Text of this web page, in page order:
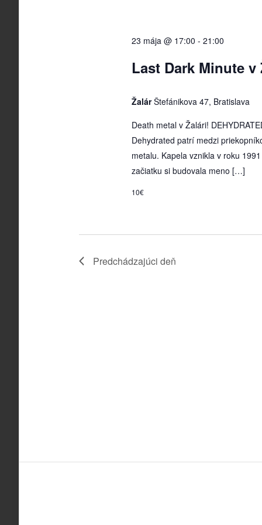
Last Dark Minute v
23 mája @ 17:00 - 21:00
ŽalárŠtefánikova 47, Bratislava
Death metal v Žalári!
Dehydrated patrí medzi
metalu. Kapela vznikla v roku
začiatku si budovala meno […]
10€
Predchádzajúci deň